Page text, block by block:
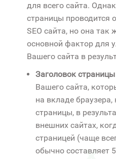
для всего сайта.
страницы проводится
SEO сайта, но она так
основной фактор для
Вашего сайта в
Заголовок страницы
Вашего сайта,
на вкладе
страницы, в
внешних сайтах,
страницей (чаще
обычно составляет